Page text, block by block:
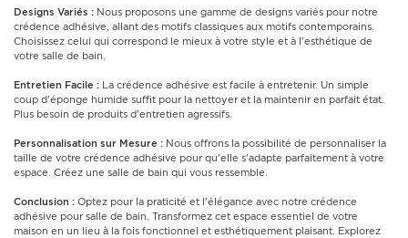
Designs Variés : Nous proposons une gamme de designs variés pour notre
crédence adhésive, allant des motifs classiques aux motifs contemporains.
Choisissez celui qui correspond le mieux à votre style et à l'esthétique de
votre salle de bain.
Entretien Facile : La crédence adhésive est facile à entretenir. Un simple
coup d'éponge humide suffit pour la nettoyer et la maintenir en parfait état.
Plus besoin de produits d'entretien agressifs.
Personnalisation sur Mesure : Nous offrons la possibilité de personnaliser la
taille de votre crédence adhésive pour qu'elle s'adapte parfaitement à votre
espace. Créez une salle de bain qui vous ressemble.
Conclusion : Optez pour la praticité et l'élégance avec notre crédence
adhésive pour salle de bain. Transformez cet espace essentiel de votre
maison en un lieu à la fois fonctionnel et esthétiquement plaisant. Explorez